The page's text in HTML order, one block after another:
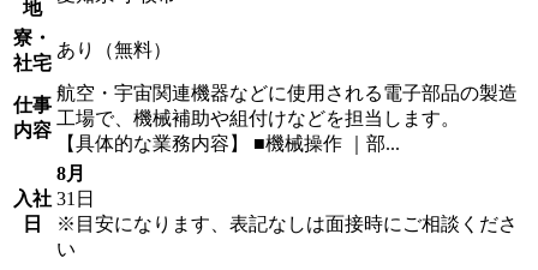
地
寮・
社宅
あり（無料）
仕事
内容
航空・宇宙関連機器などに使用される電子部品の製造
工場で、機械補助や組付けなどを担当します。
【具体的な業務内容】 ■機械操作 ｜部...
入社
日
8月
31日
※目安になります、表記なしは面接時にご相談くださ
い